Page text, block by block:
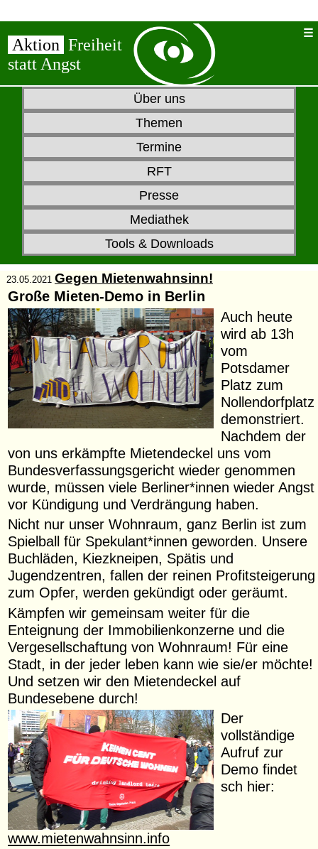
Aktion Freiheit
statt Angst
Über uns
Themen
Termine
RFT
Presse
Mediathek
Tools & Downloads
23.05.2021 Gegen Mietenwahnsinn!
Große Mieten-Demo in Berlin
Auch heute
wird ab 13h
vom
Potsdamer
Platz zum
Nollendorfplatz
demonstriert.
Nachdem der
von uns erkämpfte Mietendeckel uns vom
Bundesverfassungsgericht wieder genommen
wurde, müssen viele Berliner*innen wieder Angst
vor Kündigung und Verdrängung haben.
Nicht nur unser Wohnraum, ganz Berlin ist zum
Spielball für Spekulant*innen geworden. Unsere
Buchläden, Kiezkneipen, Spätis und
Jugendzentren, fallen der reinen Profitsteigerung
zum Opfer, werden gekündigt oder geräumt.
Kämpfen wir gemeinsam weiter für die
Enteignung der Immobilienkonzerne und die
Vergesellschaftung von Wohnraum! Für eine
Stadt, in der jeder leben kann wie sie/er möchte!
Und setzen wir den Mietendeckel auf
Bundesebene durch!
Der
vollständige
Aufruf zur
Demo findet
sch hier:
www.mietenwahnsinn.info